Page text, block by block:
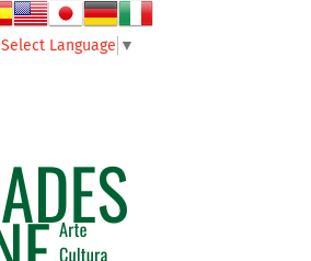
Select Language ▼